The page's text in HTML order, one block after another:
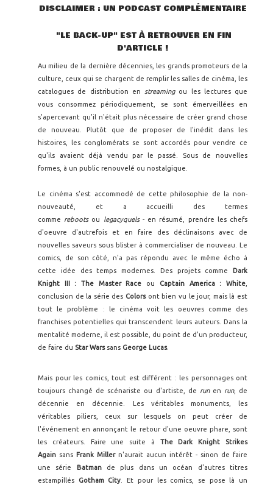
DISCLAIMER : UN PODCAST COMPLÉMENTAIRE
"LE BACK-UP" EST À RETROUVER EN FIN
D'ARTICLE !
Au milieu de la dernière décennies, les grands promoteurs de la
culture, ceux qui se chargent de remplir les salles de cinéma, les
catalogues de distribution en streamingou les lectures que
vous consommez périodiquement, se sont émerveillées en
s'apercevant qu'il n'était plus nécessaire de créer grand chose
de nouveau. Plutôt que de proposer de l'inédit dans les
histoires, les conglomérats se sont accordés pour vendre ce
qu'ils avaient déjà vendu par le passé. Sous de nouvelles
formes, à un public renouvelé ou nostalgique.
Le cinéma s'est accommodé de cette philosophie de la non-
nouveauté, et a accueilli des termes
comme reboots ou legacyquels- en résumé, prendre les chefs
d'oeuvre d'autrefois et en faire des déclinaisons avec de
nouvelles saveurs sous blister à commercialiser de nouveau. Le
comics, de son côté, n'a pas répondu avec le même écho à
cette idée des temps modernes. Des projets comme Dark
Knight III : The Master Race ou Captain America : White
conclusion de la série des Colorsont bien vu le jour, mais là est
tout le problème : le cinéma voit les oeuvres comme des
franchises potentielles qui transcendent leurs auteurs. Dans la
mentalité moderne, il est possible, du point de d'un producteur,
de faire du Star Wars sans George Lucas.
Mais pour les comics, tout est différent : les personnages ont
toujours changé de scénariste ou d'artiste, de run en run, de
décennie en décennie. Les véritables monuments, les
véritables piliers, ceux sur lesquels on peut créer de
l'événement en annonçant le retour d'une oeuvre phare, sont
les créateurs. Faire une suite à The Dark Knight Strikes
Again sans Frank Millern'aurait aucun intérêt - sinon de faire
une série
Batmande plus dans un océan d'autres titres
estampillés
Gotham City . Et pour les comics, se pose là un